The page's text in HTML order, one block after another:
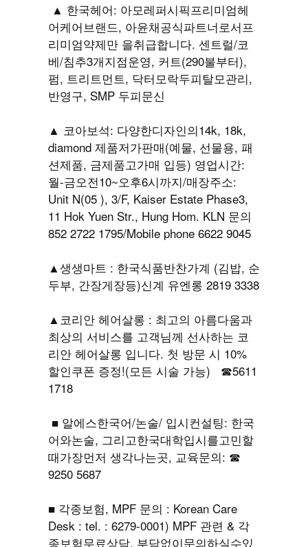
▲ 한국헤어: 아모레퍼시픽프리미엄헤
어케어브랜드, 아윤채공식파트너로서프
리미엄약제만 을취급합니다. 센트럴/코
베/침추3개지점운영, 커트(290불부터),
펌, 트리트먼트, 닥터모락두피탈모관리,
반영구, SMP 두피문신
▲ 코아보석: 다양한디자인의14k, 18k,
diamond 제품저가판매(예물, 선물용, 패
션제품, 금제품고가매 입등) 영업시간:
월-금오전10~오후6시까지/매장주소:
Unit N(05 ), 3/F, Kaiser Estate Phase3,
11 Hok Yuen Str., Hung Hom. KLN 문의
852 2722 1795/Mobile phone 6622 9045
▲생생마트 : 한국식품반찬가계 (김밥, 순
두부, 간장게장등)신계 유엔롱 2819 3338
▲코리안 헤어살롱 : 최고의 아름다움과
최상의 서비스를 고객님께 선사하는 코
리안 헤어살롱 입니다. 첫 방문 시 10%
할인쿠폰 증정!(모든 시술 가능) ☎5611
1718
■ 알에스한국어/논술/ 입시컨설팅: 한국
어와논술, 그리고한국대학입시를고민할
때가장먼저 생각나는곳, 교육문의: ☎
9250 5687
■ 각종보험, MPF 문의 : Korean Care
Desk : tel. : 6279-0001) MPF 관련 & 각
종보험무료상담, 부담없이문의하실수있